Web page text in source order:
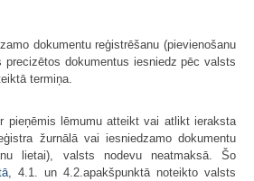
dokumentu reģistrēšanu (pievienošanu
precizētos dokumentus iesniedz pēc valsts
termiņa.
pieņēmis lēmumu atteikt vai atlikt ieraksta
žurnālā vai iesniedzamo dokumentu
lietai), valsts nodevu neatmaksā. Šo
, 4.1. un 4.2.apakšpunktā noteikto valsts